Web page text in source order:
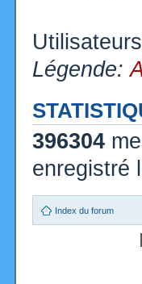
Légende:
396304
enregistré
Index du forum